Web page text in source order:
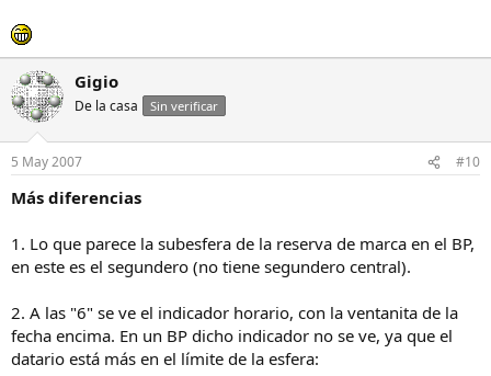
Gigio
De la casa Sin verificar
5 May 2007 #10
Más diferencias
1. Lo que parece la subesfera de la reserva de marca en el BP,
en este es el segundero (no tiene segundero central).
2. A las "6" se ve el indicador horario, con la ventanita de la
fecha encima. En un BP dicho indicador no se ve, ya que el
datario está más en el límite de la esfera: